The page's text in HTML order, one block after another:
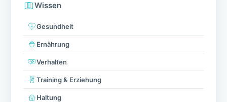
Wissen
Gesundheit
Ernährung
Verhalten
Training & Erziehung
Haltung